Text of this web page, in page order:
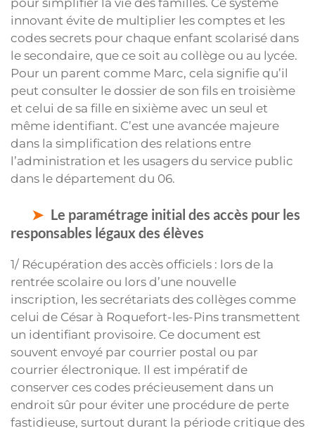
pour simplifier la vie des familles. Ce système
innovant évite de multiplier les comptes et les
codes secrets pour chaque enfant scolarisé dans
le secondaire, que ce soit au collège ou au lycée.
Pour un parent comme Marc, cela signifie qu’il
peut consulter le dossier de son fils en troisième
et celui de sa fille en sixième avec un seul et
même identifiant. C’est une avancée majeure
dans la simplification des relations entre
l’administration et les usagers du service public
dans le département du 06.
Le paramétrage initial des accès pour les
responsables légaux des élèves
1/ Récupération des accès officiels : lors de la
rentrée scolaire ou lors d’une nouvelle
inscription, les secrétariats des collèges comme
celui de César à Roquefort-les-Pins transmettent
un identifiant provisoire. Ce document est
souvent envoyé par courrier postal ou par
courrier électronique. Il est impératif de
conserver ces codes précieusement dans un
endroit sûr pour éviter une procédure de perte
fastidieuse, surtout durant la période critique des